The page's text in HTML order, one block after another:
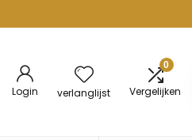
Login verlanglijst
0
Vergelijken